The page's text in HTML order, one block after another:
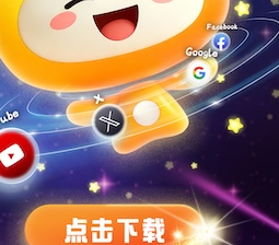
器 外网网址导航
软件中心
免费加速器永久免费版
鸥加速器下载
小黄鸭vp加速
旋风加速下载